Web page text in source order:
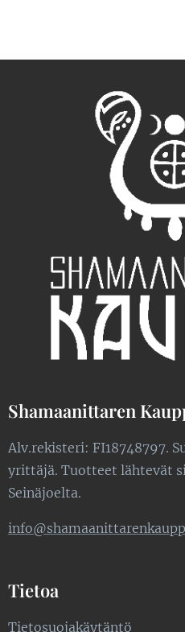
Shamaanittaren
Alv.rekisteri: FI18748797.
yrittäjä. Tuotteet lähtevät
Seinäjoelta.
Tietoa
Tietosuojakäytäntö